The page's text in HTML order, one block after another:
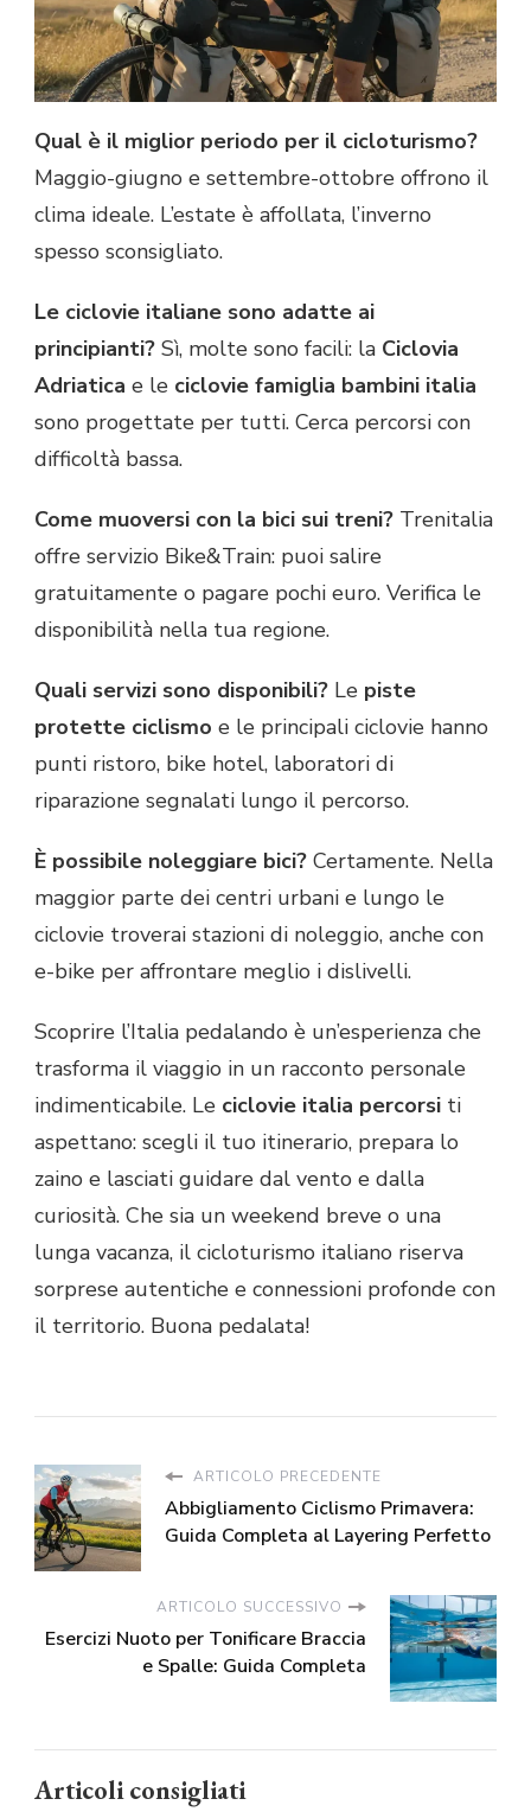
Qual è il miglior periodo per il cicloturismo?
Maggio-giugno e settembre-ottobre offrono il
clima ideale. L’estate è affollata, l’inverno
spesso sconsigliato.
Le ciclovie italiane sono adatte ai
principianti? Sì, molte sono facili: la Ciclovia
Adriatica e le ciclovie famiglia bambini italia
sono progettate per tutti. Cerca percorsi con
difficoltà bassa.
Come muoversi con la bici sui treni? Trenitalia
offre servizio Bike&Train: puoi salire
gratuitamente o pagare pochi euro. Verifica le
disponibilità nella tua regione.
Quali servizi sono disponibili? Le piste
protette ciclismo e le principali ciclovie hanno
punti ristoro, bike hotel, laboratori di
riparazione segnalati lungo il percorso.
È possibile noleggiare bici? Certamente. Nella
maggior parte dei centri urbani e lungo le
ciclovie troverai stazioni di noleggio, anche con
e-bike per affrontare meglio i dislivelli.
Scoprire l’Italia pedalando è un’esperienza che
trasforma il viaggio in un racconto personale
indimenticabile. Le ciclovie italia percorsi ti
aspettano: scegli il tuo itinerario, prepara lo
zaino e lasciati guidare dal vento e dalla
curiosità. Che sia un weekend breve o una
lunga vacanza, il cicloturismo italiano riserva
sorprese autentiche e connessioni profonde con
il territorio. Buona pedalata!
ARTICOLO PRECEDENTE
Abbigliamento Ciclismo Primavera:
Guida Completa al Layering Perfetto
ARTICOLO SUCCESSIVO
Esercizi Nuoto per Tonificare Braccia
e Spalle: Guida Completa
Articoli consigliati